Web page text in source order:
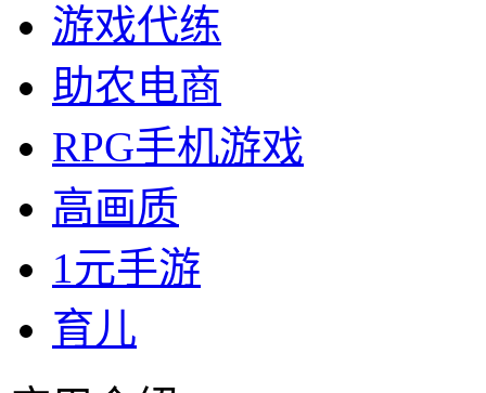
游戏代练
助农电商
RPG手机游戏
高画质
1元手游
育儿